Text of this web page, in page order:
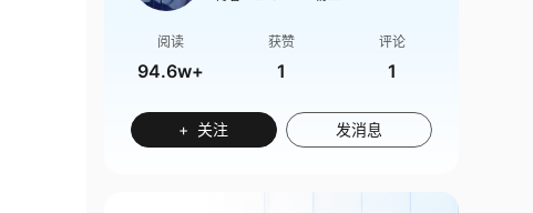
阅读
94.6w+
获赞
1
评论
1
+ 关注 发消息